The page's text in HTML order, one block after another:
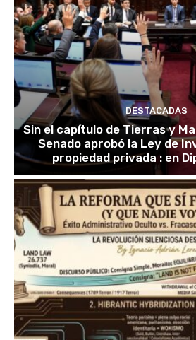
DESTACADAS
Sin el capítulo de Tierras y
Senado aprobó la Ley de
propiedad privada : en